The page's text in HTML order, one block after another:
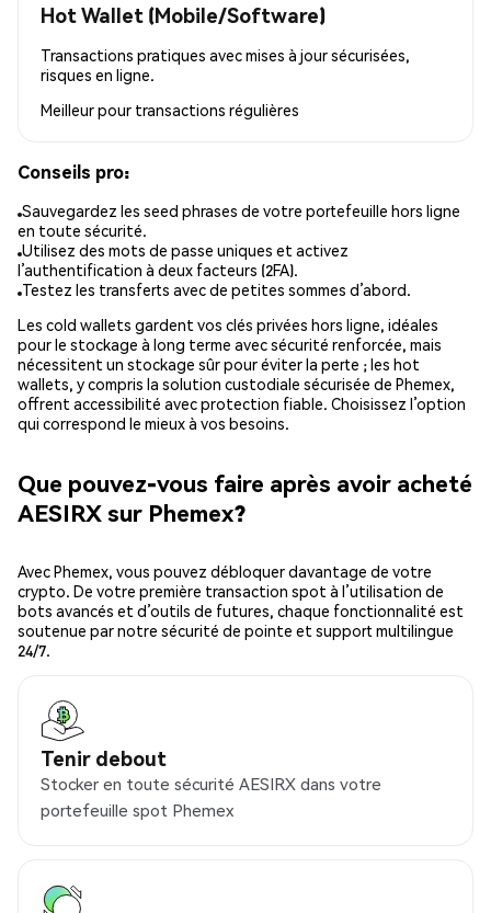
Hot Wallet (Mobile/Software)
Transactions pratiques avec mises à jour sécurisées,
risques en ligne.
Meilleur pour transactions régulières
Conseils pro:
Sauvegardez les seed phrases de votre portefeuille hors ligne
en toute sécurité.
Utilisez des mots de passe uniques et activez
l’authentification à deux facteurs (2FA).
Testez les transferts avec de petites sommes d’abord.
Les cold wallets gardent vos clés privées hors ligne, idéales
pour le stockage à long terme avec sécurité renforcée, mais
nécessitent un stockage sûr pour éviter la perte ; les hot
wallets, y compris la solution custodiale sécurisée de Phemex,
offrent accessibilité avec protection fiable. Choisissez l’option
qui correspond le mieux à vos besoins.
Que pouvez-vous faire après avoir acheté
AESIRX sur Phemex?
Avec Phemex, vous pouvez débloquer davantage de votre
crypto. De votre première transaction spot à l’utilisation de
bots avancés et d’outils de futures, chaque fonctionnalité est
soutenue par notre sécurité de pointe et support multilingue
24/7.
Tenir debout
Stocker en toute sécurité AESIRX dans votre
portefeuille spot Phemex